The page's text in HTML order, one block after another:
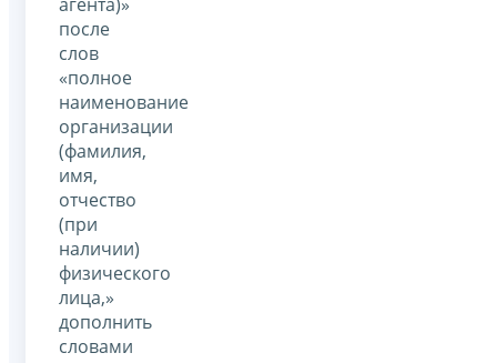
после
слов
«полное
наименование
организации
(фамилия,
имя,
отчество
(при
наличии)
физического
лица,»
дополнить
словами